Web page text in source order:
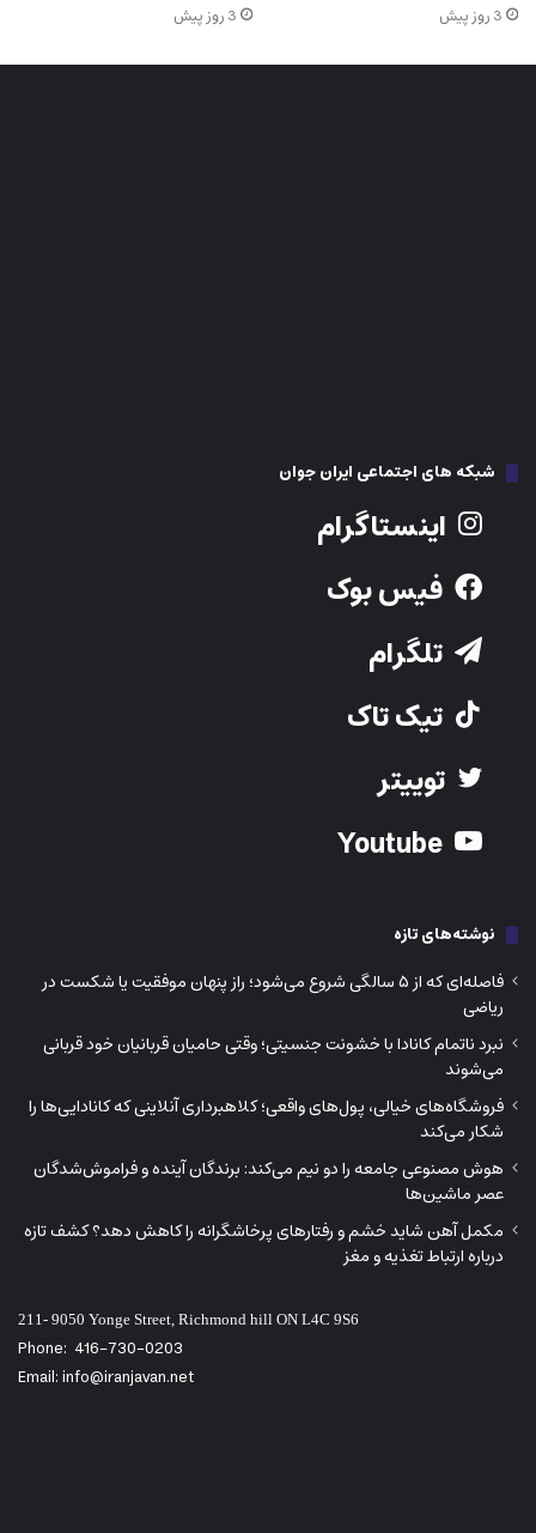
3 روز پیش 3 روز پیش
توییتر
نوشته‌های تازه
فاصله‌ای که از ۵ سالگی شروع می‌شود؛ راز پنهان موفقیت یا شکست در
ریاضی
نبرد ناتمام کانادا با خشونت جنسیتی؛ وقتی حامیان قربانیان خود قربانی
می‌شوند
فروشگاه‌های خیالی، پول‌های واقعی؛ کلاهبرداری آنلاینی که کانادایی‌ها را
شکار می‌کند
مکمل آهن شاید خشم و رفتارهای پرخاشگرانه را کاهش دهد؟ کشف تازه
درباره ارتباط تغذیه و مغز
211- 9050 Yonge Street, Richmond hill ON L4C 9S6
Email: info@iranjavan.net